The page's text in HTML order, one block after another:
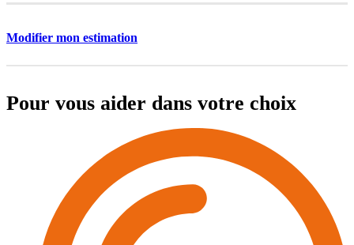
Modifier mon estimation
Pour vous aider dans votre choix